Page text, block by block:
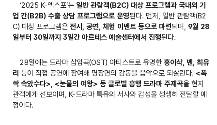
‘2025 K-엑스포’는 일반 관람객(B2C) 대상 프로그램과 국내외 기
업 간(B2B) 수출 상담 프로그램으로 운영된다. 먼저, 일반 관람객(B2
C) 대상 프로그램은 전시, 공연, 체험 이벤트 등으로 마련되며, 9월 28
일부터 30일까지 3일간 아르테스 예술센터에서 진행된다.
28일에는 드라마 삽입곡(OST) 아티스트로 유명한 홍이삭, 벤, 최유
리 등이 직접 공연에 참여해 명장면의 감동을 음악으로 되살린다. <폭
싹 속았수다>, <눈물의 여왕> 등 글로벌 흥행 드라마 주제곡을 현지
관객에게 선보이며, K-드라마 특유의 서사와 감성을 생생히 전달할 예
정이다.